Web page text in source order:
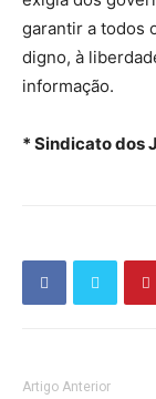
garantir a todos
digno, à
informação.
* Sindicato dos
Artigo Anterior